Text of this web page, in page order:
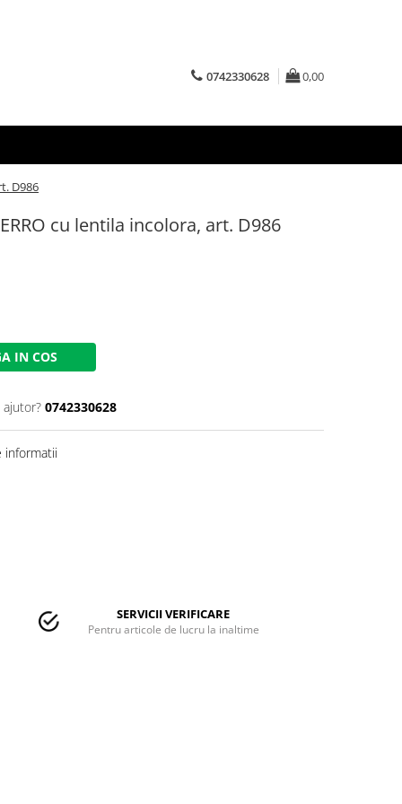
0742330628 0,00
D986
cu lentila incolora, art. D986
IN COS
0742330628
informatii
SERVICII VERIFICARE
Pentru articole de lucru la inaltime